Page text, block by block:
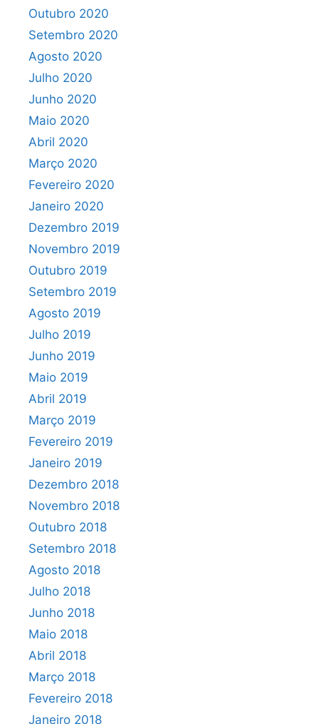
Outubro 2020
Setembro 2020
Agosto 2020
Julho 2020
Junho 2020
Maio 2020
Abril 2020
Março 2020
Fevereiro 2020
Janeiro 2020
Dezembro 2019
Novembro 2019
Outubro 2019
Setembro 2019
Agosto 2019
Julho 2019
Junho 2019
Maio 2019
Abril 2019
Março 2019
Fevereiro 2019
Janeiro 2019
Dezembro 2018
Novembro 2018
Outubro 2018
Setembro 2018
Agosto 2018
Julho 2018
Junho 2018
Maio 2018
Abril 2018
Março 2018
Fevereiro 2018
Janeiro 2018